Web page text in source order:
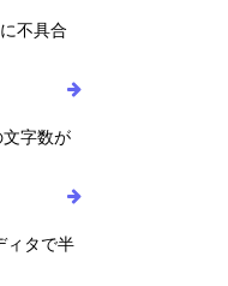
不具合
字数が
ィタで半